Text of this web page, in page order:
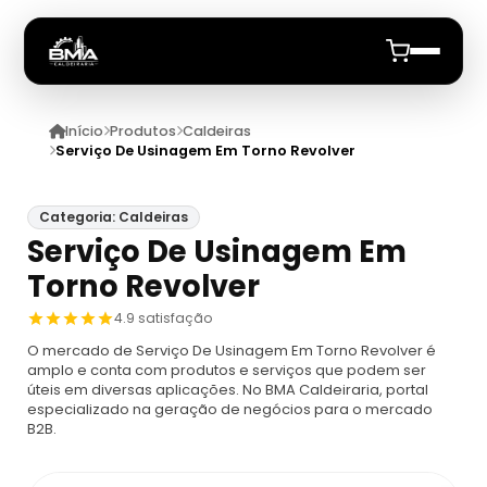
Início
Produtos
Caldeiras
Automação De Caldeiras
Caldeira De Recuperação
Inspecao Feitas Em Caldeiras
Cotação Inspeção De Caldeiras
Montagem De Caldeira
Anuncie
Início Produtos Caldeiras
Serviço De Usinagem Em Torno Revolver
Categoria: Caldeiras
Serviço De Usinagem Em
Torno Revolver
4.9 satisfação
O mercado de Serviço De Usinagem Em Torno Revolver é
amplo e conta com produtos e serviços que podem ser
úteis em diversas aplicações. No BMA Caldeiraria, portal
especializado na geração de negócios para o mercado
B2B.